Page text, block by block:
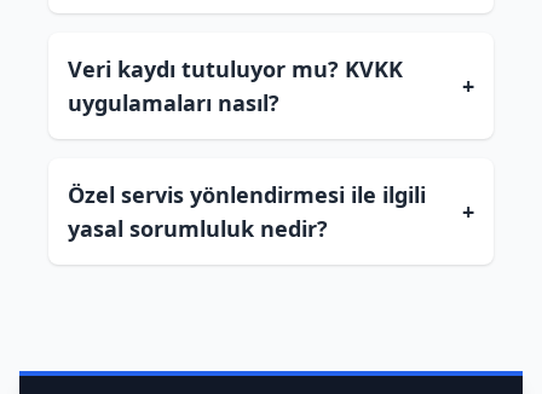
Veri kaydı tutuluyor mu? KVKK
uygulamaları nasıl?
+
Özel servis yönlendirmesi ile ilgili
yasal sorumluluk nedir?
+